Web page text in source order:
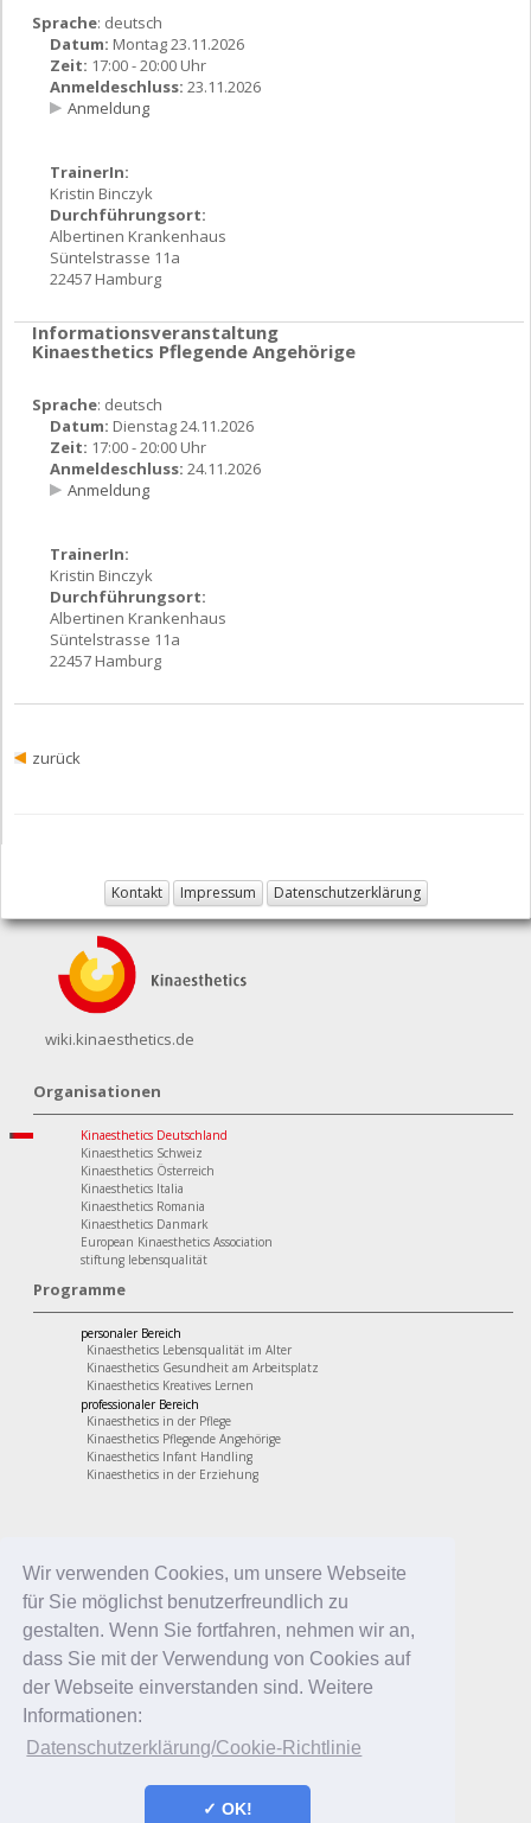
Wir verwenden Cookies, um unsere Webseite
für Sie möglichst benutzerfreundlich zu
gestalten. Wenn Sie fortfahren, nehmen wir an,
dass Sie mit der Verwendung von Cookies auf
der Webseite einverstanden sind. Weitere
Informationen:
Datenschutzerklärung/Cookie-Richtlinie
✓ OK!
Sprache: deutsch
Datum: Montag 23.11.2026
Zeit: 17:00 - 20:00 Uhr
Anmeldeschluss: 23.11.2026
Anmeldung
TrainerIn:
Kristin Binczyk
Durchführungsort:
Albertinen Krankenhaus
Süntelstrasse 11a
22457 Hamburg
Informationsveranstaltung
Kinaesthetics Pflegende Angehörige
Sprache: deutsch
Datum: Dienstag 24.11.2026
Zeit: 17:00 - 20:00 Uhr
Anmeldeschluss: 24.11.2026
Anmeldung
TrainerIn:
Kristin Binczyk
Durchführungsort:
Albertinen Krankenhaus
Süntelstrasse 11a
22457 Hamburg
zurück
Kontakt Impressum Datenschutzerklärung
wiki.kinaesthetics.de
Organisationen
Kinaesthetics Deutschland
Kinaesthetics Schweiz
Kinaesthetics Österreich
Kinaesthetics Italia
Kinaesthetics Romania
Kinaesthetics Danmark
European Kinaesthetics Association
stiftung lebensqualität
Programme
personaler Bereich
Kinaesthetics Lebensqualität im Alter
Kinaesthetics Gesundheit am Arbeitsplatz
Kinaesthetics Kreatives Lernen
professionaler Bereich
Kinaesthetics in der Pflege
Kinaesthetics Pflegende Angehörige
Kinaesthetics Infant Handling
Kinaesthetics in der Erziehung